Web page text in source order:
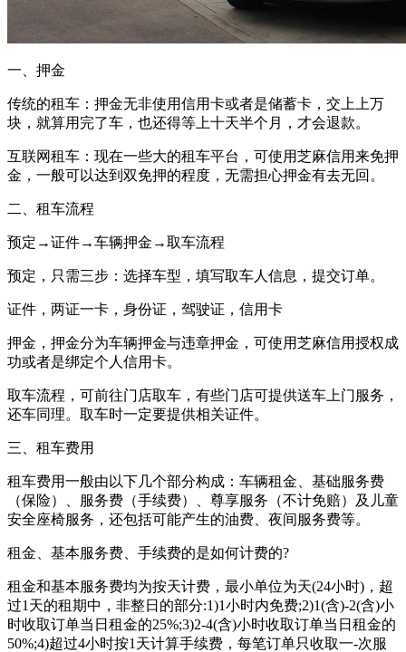
一、押金
传统的租车：押金无非使用信用卡或者是储蓄卡，交上上万
块，就算用完了车，也还得等上十天半个月，才会退款。
互联网租车：现在一些大的租车平台，可使用芝麻信用来免押
金，一般可以达到双免押的程度，无需担心押金有去无回。
二、租车流程
预定→证件→车辆押金→取车流程
预定，只需三步：选择车型，填写取车人信息，提交订单。
证件，两证一卡，身份证，驾驶证，信用卡
押金，押金分为车辆押金与违章押金，可使用芝麻信用授权成
功或者是绑定个人信用卡。
取车流程，可前往门店取车，有些门店可提供送车上门服务，
还车同理。取车时一定要提供相关证件。
三、租车费用
租车费用一般由以下几个部分构成：车辆租金、基础服务费
（保险）、服务费（手续费）、尊享服务（不计免赔）及儿童
安全座椅服务，还包括可能产生的油费、夜间服务费等。
租金、基本服务费、手续费的是如何计费的?
租金和基本服务费均为按天计费，最小单位为天(24小时)，超
过1天的租期中，非整日的部分:1)1小时内免费;2)1(含)-2(含)小
时收取订单当日租金的25%;3)2-4(含)小时收取订单当日租金的
50%;4)超过4小时按1天计算手续费，每笔订单只收取一-次服